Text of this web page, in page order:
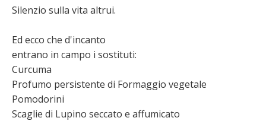
Silenzio sulla vita altrui.
Ed ecco che d'incanto
entrano in campo i sostituti:
Curcuma
Profumo persistente di Formaggio vegetale
Pomodorini
Scaglie di Lupino seccato e affumicato